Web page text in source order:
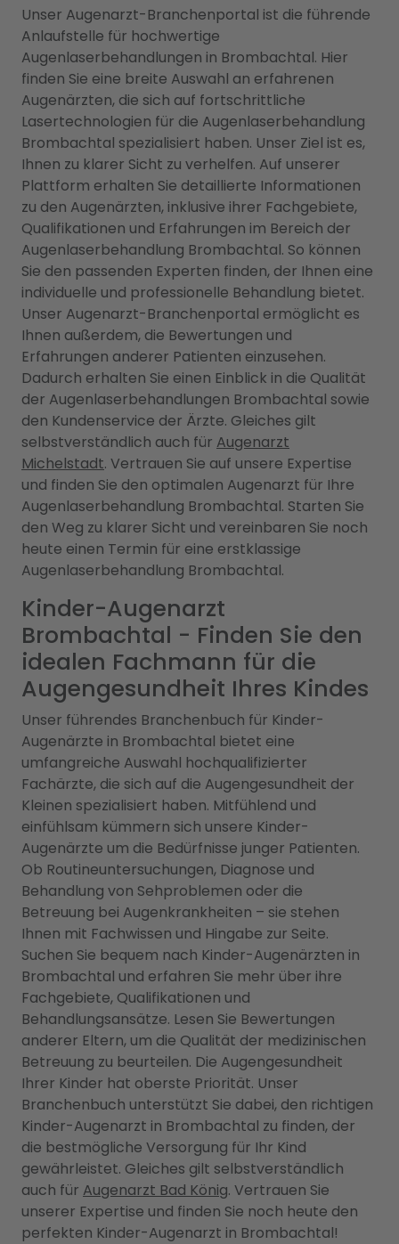
Unser Augenarzt-Branchenportal ist die führende
Anlaufstelle für hochwertige
Augenlaserbehandlungen in Brombachtal. Hier
finden Sie eine breite Auswahl an erfahrenen
Augenärzten, die sich auf fortschrittliche
Lasertechnologien für die Augenlaserbehandlung
Brombachtal spezialisiert haben. Unser Ziel ist es,
Ihnen zu klarer Sicht zu verhelfen. Auf unserer
Plattform erhalten Sie detaillierte Informationen
zu den Augenärzten, inklusive ihrer Fachgebiete,
Qualifikationen und Erfahrungen im Bereich der
Augenlaserbehandlung Brombachtal. So können
Sie den passenden Experten finden, der Ihnen eine
individuelle und professionelle Behandlung bietet.
Unser Augenarzt-Branchenportal ermöglicht es
Ihnen außerdem, die Bewertungen und
Erfahrungen anderer Patienten einzusehen.
Dadurch erhalten Sie einen Einblick in die Qualität
der Augenlaserbehandlungen Brombachtal sowie
den Kundenservice der Ärzte. Gleiches gilt
selbstverständlich auch für Augenarzt
Michelstadt. Vertrauen Sie auf unsere Expertise
und finden Sie den optimalen Augenarzt für Ihre
Augenlaserbehandlung Brombachtal. Starten Sie
den Weg zu klarer Sicht und vereinbaren Sie noch
heute einen Termin für eine erstklassige
Augenlaserbehandlung Brombachtal.
Kinder-Augenarzt
Brombachtal - Finden Sie den
idealen Fachmann für die
Augengesundheit Ihres Kindes
Unser führendes Branchenbuch für Kinder-
Augenärzte in Brombachtal bietet eine
umfangreiche Auswahl hochqualifizierter
Fachärzte, die sich auf die Augengesundheit der
Kleinen spezialisiert haben. Mitfühlend und
einfühlsam kümmern sich unsere Kinder-
Augenärzte um die Bedürfnisse junger Patienten.
Ob Routineuntersuchungen, Diagnose und
Behandlung von Sehproblemen oder die
Betreuung bei Augenkrankheiten – sie stehen
Ihnen mit Fachwissen und Hingabe zur Seite.
Suchen Sie bequem nach Kinder-Augenärzten in
Brombachtal und erfahren Sie mehr über ihre
Fachgebiete, Qualifikationen und
Behandlungsansätze. Lesen Sie Bewertungen
anderer Eltern, um die Qualität der medizinischen
Betreuung zu beurteilen. Die Augengesundheit
Ihrer Kinder hat oberste Priorität. Unser
Branchenbuch unterstützt Sie dabei, den richtigen
Kinder-Augenarzt in Brombachtal zu finden, der
die bestmögliche Versorgung für Ihr Kind
gewährleistet. Gleiches gilt selbstverständlich
auch für Augenarzt Bad König. Vertrauen Sie
unserer Expertise und finden Sie noch heute den
perfekten Kinder-Augenarzt in Brombachtal!